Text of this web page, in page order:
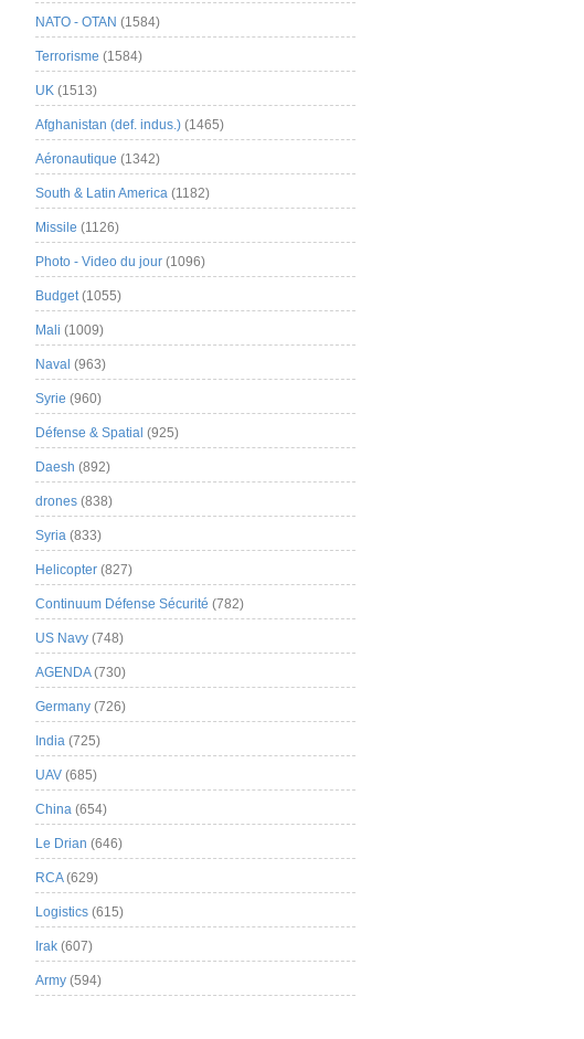
NATO - OTAN (1584)
Terrorisme (1584)
UK (1513)
Afghanistan (def. indus.) (1465)
Aéronautique (1342)
South & Latin America (1182)
Missile (1126)
Photo - Video du jour (1096)
Budget(1055)
Mali (1009)
Naval (963)
Syrie (960)
Défense & Spatial (925)
Daesh (892)
drones (838)
Syria (833)
Helicopter (827)
Continuum Défense Sécurité (782)
US Navy (748)
AGENDA(730)
Germany (726)
India (725)
UAV (685)
China (654)
Le Drian (646)
RCA(629)
Logistics (615)
Irak (607)
Army (594)